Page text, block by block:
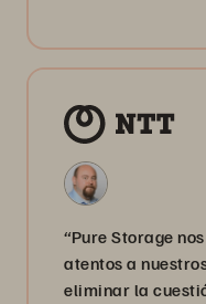
“Pure Storage
atentos a
eliminar la